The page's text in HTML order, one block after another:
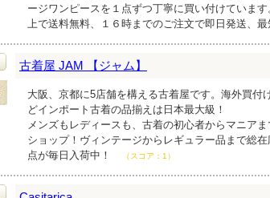
ージワンピースを１点ずつ丁寧に買い付けていま
上で送料無料、１６時までのご注文で即日発送、最
古着屋 JAM 【ジャム】
大阪、京都に5店舗を構える古着屋です。海外買付
どインポート古着の品揃えは日本最大級！
メンズもレディースも、古着の初心者からマニア
ショップ！ヴィンテージからレギュラー品まで総
点が毎日入荷中！
（スコア：1）